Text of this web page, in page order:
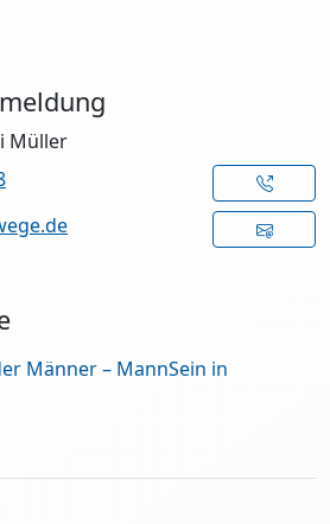
Müller
Männer – MannSein in